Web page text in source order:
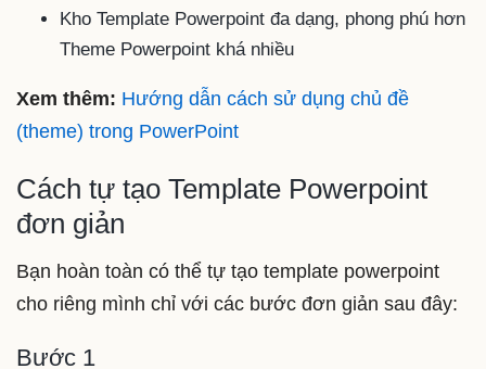
Kho Template Powerpoint đa dạng, phong phú hơn
Theme Powerpoint khá nhiều
Xem thêm: Hướng dẫn cách sử dụng chủ đề
(theme) trong PowerPoint
Cách tự tạo Template Powerpoint
đơn giản
Bạn hoàn toàn có thể tự tạo template powerpoint
cho riêng mình chỉ với các bước đơn giản sau đây:
Bước 1